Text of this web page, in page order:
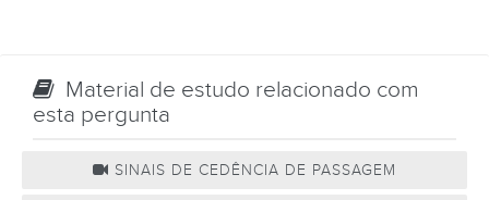
Material de estudo relacionado com
esta pergunta
SINAIS DE CEDÊNCIA DE PASSAGEM